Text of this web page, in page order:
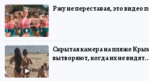
Ржу не переставая, это видео
Скрытая камера на пляже
вытворяют, когда их не